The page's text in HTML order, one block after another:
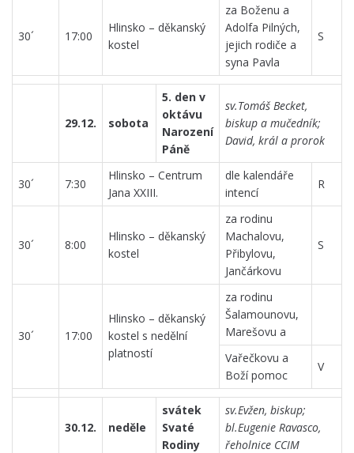
30´ 17:00
Hlinsko – děkanský
kostel
za Boženu a
Adolfa Pilných,
jejich rodiče a
syna Pavla
S
29.12. sobota
5. den v
oktávu
Narození
Páně
sv.Tomáš Becket,
biskup a mučedník;
David, král a prorok
30´ 7:30
Hlinsko – Centrum
Jana XXIII.
dle kalendáře
intencí
R
30´ 8:00
Hlinsko – děkanský
kostel
za rodinu
Machalovu,
Přibylovu,
Jančárkovu
S
30´ 17:00
Hlinsko – děkanský
kostel s nedělní
platností
za rodinu
Šalamounovu,
Marešovu a
Vařečkovu a
Boží pomoc
V
30.12. neděle
svátek
Svaté
Rodiny
sv.Evžen, biskup;
bl.Eugenie Ravasco,
řeholnice CCIM